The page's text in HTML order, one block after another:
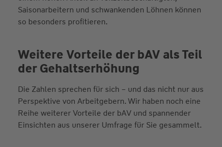
Saisonarbeitern und schwankenden Löhnen können
so besonders profitieren.
Weitere Vorteile der bAV als Teil
der Gehaltserhöhung
Die Zahlen sprechen für sich – und das nicht nur aus
Perspektive von Arbeitgebern. Wir haben noch eine
Reihe weiterer Vorteile der bAV und spannender
Einsichten aus unserer Umfrage für Sie gesammelt.